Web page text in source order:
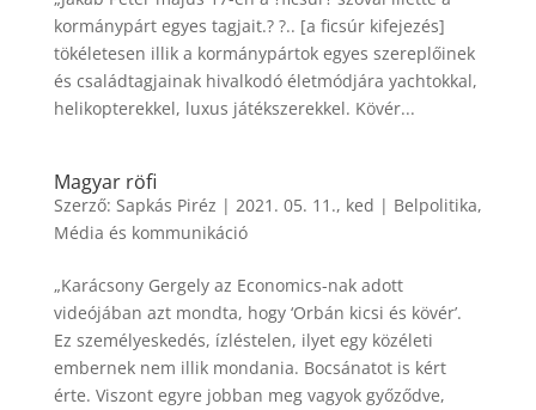
kormánypárt egyes tagjait.? ?.. [a ficsúr kifejezés]
tökéletesen illik a kormánypártok egyes szereplőinek
és családtagjainak hivalkodó életmódjára yachtokkal,
helikopterekkel, luxus játékszerekkel. Kövér...
Magyar röfi
Szerző: Sapkás Piréz | 2021. 05. 11., ked | Belpolitika,
Média és kommunikáció
„Karácsony Gergely az Economics-nak adott
videójában azt mondta, hogy ‘Orbán kicsi és kövér’.
Ez személyeskedés, ízléstelen, ilyet egy közéleti
embernek nem illik mondania. Bocsánatot is kért
érte. Viszont egyre jobban meg vagyok győződve,